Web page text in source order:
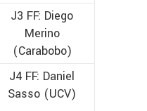
J3 FF: Diego
Merino
(Carabobo)
J4 FF: Daniel
Sasso (UCV)